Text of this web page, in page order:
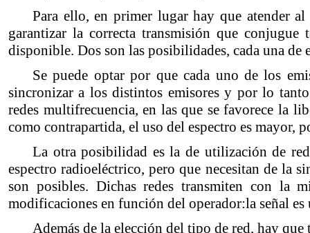
Para ello, en primer lugar hay que atender
garantizar la correcta transmisión que
disponible. Dos son las posibilidades, cada una de
Se puede optar por que cada uno de los
sincronizar a los distintos emisores y por lo
redes multifrecuencia, en las que se favorece la
como contrapartida, el uso del espectro es mayor,
La otra posibilidad es la de utilización de
espectro radioeléctrico, pero que necesitan de la
son posibles. Dichas redes transmiten con la
modificaciones en función del operador:la señal es
Además de la elección del tipo de red, hay